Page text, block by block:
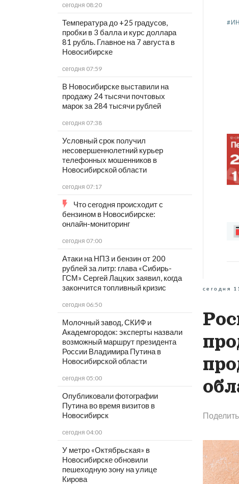
сегодня 08:20
Температура до +25 градусов,
пробки в 3 балла и курс доллара
81 рубль. Главное на 7 августа в
Новосибирске
сегодня 07:59
В Новосибирске выставили на
продажу 24 тысячи почтовых
марок за 284 тысячи рублей
сегодня 07:38
Условный срок получил
несовершеннолетний курьер
телефонных мошенников в
Новосибирской области
сегодня 07:17
Что сегодня происходит с
бензином в Новосибирске:
онлайн-мониторинг
сегодня 07:00
Атаки на НПЗ и бензин от 200
рублей за литр: глава «Сибирь-
ГСМ» Сергей Лацких заявил, когда
закончится топливный кризис
сегодня 06:50
Молочный завод, СКИФ и
Академгородок: эксперты назвали
возможный маршрут президента
России Владимира Путина в
Новосибирской области
сегодня 05:00
Опубликовали фотографии
Путина во время визитов в
Новосибирск
сегодня 04:00
У метро «Октябрьская» в
Новосибирске обновили
пешеходную зону на улице
Кирова
сегодня